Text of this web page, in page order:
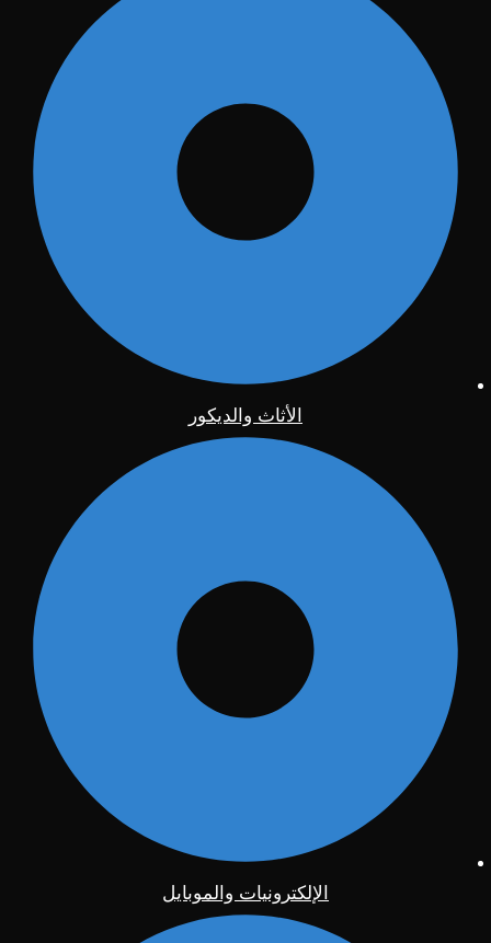
الأثاث والديكور
الإلكترونيات والموبايل